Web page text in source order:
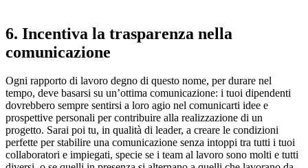
6. Incentiva la trasparenza nella
comunicazione
Ogni rapporto di lavoro degno di questo nome, per durare nel
tempo, deve basarsi su un’ottima comunicazione: i tuoi dipendenti
dovrebbero sempre sentirsi a loro agio nel comunicarti idee e
prospettive personali per contribuire alla realizzazione di un
progetto. Sarai poi tu, in qualità di leader, a creare le condizioni
perfette per stabilire una comunicazione senza intoppi tra tutti i tuoi
collaboratori e impiegati, specie se i team al lavoro sono molti e tutti